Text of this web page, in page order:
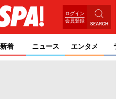
ログイン
会員登録
新着 ニュース エンタメ